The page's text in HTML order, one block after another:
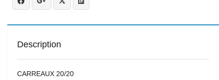
Description
CARREAUX 20/20